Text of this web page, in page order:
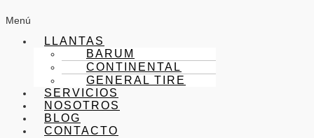
Menú
LLANTAS
BARUM
CONTINENTAL
GENERAL TIRE
SERVICIOS
NOSOTROS
BLOG
CONTACTO